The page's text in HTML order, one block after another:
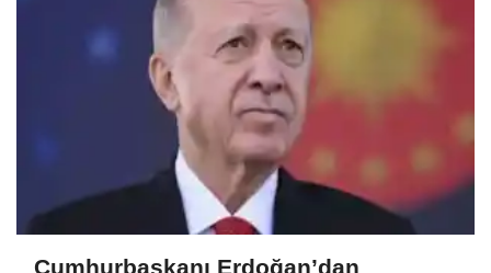
Cumhurbaşkanı Erdoğan’dan